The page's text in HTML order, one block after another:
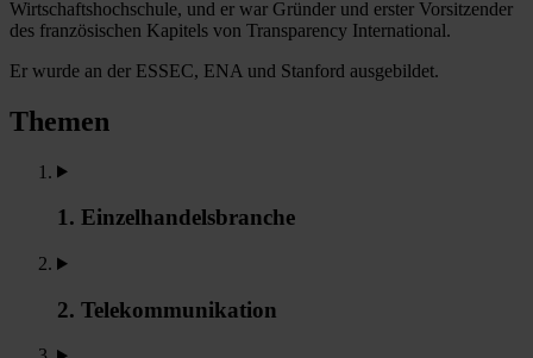
Wirtschaftshochschule, und er war Gründer und erster Vorsitzender
des französischen Kapitels von Transparency International.
Er wurde an der ESSEC, ENA und Stanford ausgebildet.
Themen
1. Einzelhandelsbranche
2. Telekommunikation